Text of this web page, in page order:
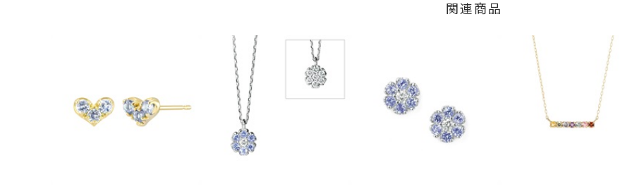
ハート 縦：約3.5mm 横：約5mm
ネックレス タンザナイトネックレス 、
K10YGネックレ
ネックレス
カラーストーンネックレス
刻印
・在庫のご用意ができる場合： 約1週間～1ヶ月以内を目安に発送いたします。
・受注生産となる場合： 商品ページに記載のある目安日数を頂戴し、一から製作いたします。
※お急ぎの方はご注文前にお問い合わせください。事前に現在の納期状況を確認いたします。
お届け予定日はご注文から2営業日以内にメールにてご案内いたします。
・一度ご使用になった商品
・お客さまのお手元で傷や汚れが発生した商品
・到着後ご連絡無く7日以上経過した商品
・刻印をお入れした商品
・販売期間が限定されている商品
・過度な交換・返品を繰り返している場合
商品の品質には万全を期しておりますが、万が一不良品の場合、またはご注文のお品と異なる場合は、
関連商品